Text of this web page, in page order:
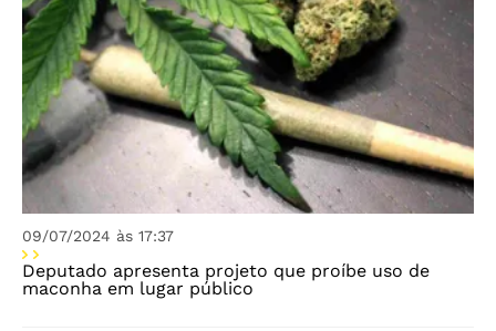
09/07/2024 às 17:37
Deputado apresenta projeto que proíbe uso de
maconha em lugar público